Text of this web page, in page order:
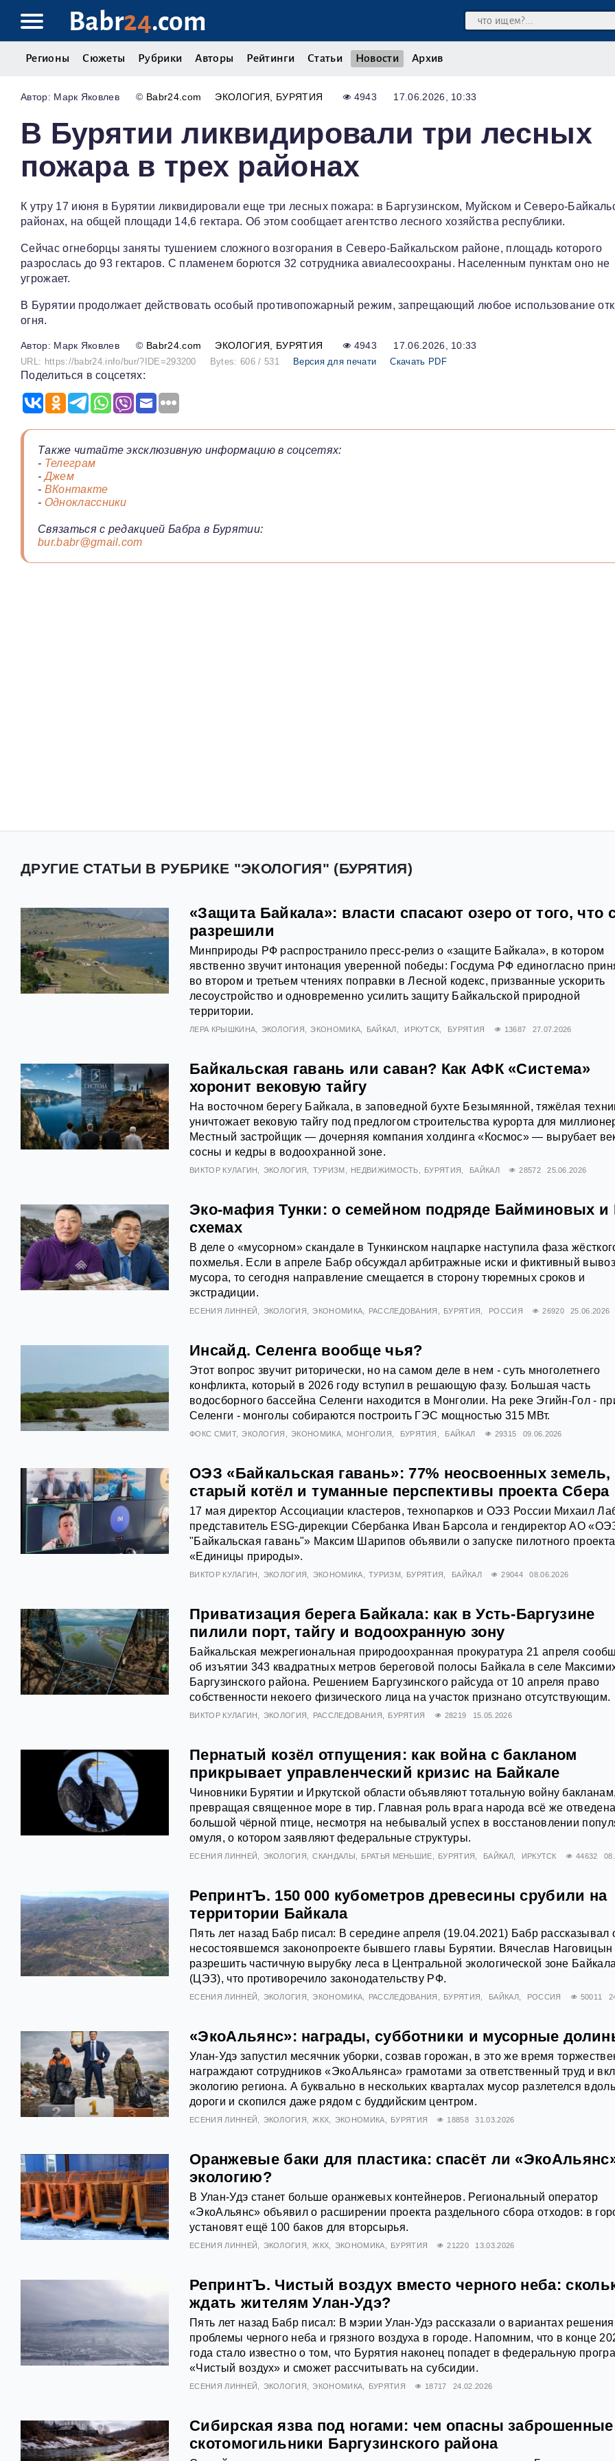
Babr24.com
Регионы Сюжеты Рубрики Авторы Рейтинги Статьи Новости Архив
Марк Яковлев © Babr24.com ЭКОЛОГИЯ БУРЯТИЯ 4943 17.06.2026, 10:33
В Бурятии ликвидировали три лесных
пожара в трех районах
К утру 17 июня в Бурятии ликвидировали еще три лесных пожара: в Баргузинском, Муйском и Северо-
районах, на общей площади 14,6 гектара. Об этом сообщает агентство лесного хозяйства республики.
Сейчас огнеборцы заняты тушением сложного возгорания в Северо-Байкальском районе, площадь которого
разрослась до 93 гектаров. С пламенем борются 32 сотрудника авиалесоохраны. Населенным пунктам оно не
угрожает.
В Бурятии продолжает действовать особый противопожарный режим, запрещающий любое использование
огня.
Марк Яковлев © Babr24.com ЭКОЛОГИЯ БУРЯТИЯ 4943 17.06.2026, 10:33
URL: https://babr24.info/bur/?IDE=293200 Bytes: 606 / 531 Версия для печати Скачать PDF
Поделиться в соцсетях:
Также читайте эксклюзивную информацию в соцсетях:
- Телеграм
-Джем
- ВКонтакте
- Одноклассники
Связаться с редакцией Бабра в Бурятии:
bur.babr@gmail.com
ДРУГИЕ СТАТЬИ В РУБРИКЕ "ЭКОЛОГИЯ" (БУРЯТИЯ)
«Защита Байкала»: власти спасают озеро от того, что
разрешили
Минприроды РФ распространило пресс-релиз о «защите Байкала», в котором
явственно звучит интонация уверенной победы: Госдума РФ единогласно
во втором и третьем чтениях поправки в Лесной кодекс, призванные ускорить
лесоустройство и одновременно усилить защиту Байкальской природной
территории.
ЛЕРА КРЫШКИНА ЭКОЛОГИЯ ЭКОНОМИКА БАЙКАЛ ИРКУТСК БУРЯТИЯ 13687 27.07.2026
Байкальская гавань или саван? Как АФК «Система»
хоронит вековую тайгу
На восточном берегу Байкала, в заповедной бухте Безымянной, тяжёлая
уничтожает вековую тайгу под предлогом строительства курорта для
Местный застройщик — дочерняя компания холдинга «Космос» — вырубает
сосны и кедры в водоохранной зоне.
ВИКТОР КУЛАГИН ЭКОЛОГИЯ ТУРИЗМ НЕДВИЖИМОСТЬ БУРЯТИЯ БАЙКАЛ 28572 25.06.2026
Эко-мафия Тунки: о семейном подряде Байминовых и
схемах
В деле о «мусорном» скандале в Тункинском нацпарке наступила фаза
похмелья. Если в апреле Бабр обсуждал арбитражные иски и фиктивный вывоз
мусора, то сегодня направление смещается в сторону тюремных сроков и
экстрадиции.
ЕСЕНИЯ ЛИННЕЙ ЭКОЛОГИЯ ЭКОНОМИКА РАССЛЕДОВАНИЯ БУРЯТИЯ РОССИЯ 26920 25.06.2026
Инсайд. Селенга вообще чья?
Этот вопрос звучит риторически, но на самом деле в нем - суть многолетнего
конфликта, который в 2026 году вступил в решающую фазу. Большая часть
водосборного бассейна Селенги находится в Монголии. На реке Эгийн-Гол -
Селенги - монголы собираются построить ГЭС мощностью 315 МВт.
ФОКС СМИТ ЭКОЛОГИЯ ЭКОНОМИКА МОНГОЛИЯ БУРЯТИЯ БАЙКАЛ 29315 09.06.2026
ОЭЗ «Байкальская гавань»: 77% неосвоенных земель,
старый котёл и туманные перспективы проекта Сбера
17 мая директор Ассоциации кластеров, технопарков и ОЭЗ России Михаил
представитель ESG-дирекции Сбербанка Иван Барсола и гендиректор АО
"Байкальская гавань"» Максим Шарипов объявили о запуске пилотного проекта
«Единицы природы».
ВИКТОР КУЛАГИН ЭКОЛОГИЯ ЭКОНОМИКА ТУРИЗМ БУРЯТИЯ БАЙКАЛ 29044 08.06.2026
Приватизация берега Байкала: как в Усть-Баргузине
пилили порт, тайгу и водоохранную зону
Байкальская межрегиональная природоохранная прокуратура 21 апреля
об изъятии 343 квадратных метров береговой полосы Байкала в селе
Баргузинского района. Решением Баргузинского райсуда от 10 апреля право
собственности некоего физического лица на участок признано отсутствующим.
ВИКТОР КУЛАГИН ЭКОЛОГИЯ РАССЛЕДОВАНИЯ БУРЯТИЯ 28219 15.05.2026
Пернатый козёл отпущения: как война с бакланом
прикрывает управленческий кризис на Байкале
Чиновники Бурятии и Иркутской области объявляют тотальную войну бакланам,
превращая священное море в тир. Главная роль врага народа всё же отведена
большой чёрной птице, несмотря на небывалый успех в восстановлении
омуля, о котором заявляют федеральные структуры.
ЕСЕНИЯ ЛИННЕЙ ЭКОЛОГИЯ СКАНДАЛЫ БРАТЬЯ МЕНЬШИЕ БУРЯТИЯ БАЙКАЛ ИРКУТСК 44632
РепринтЪ. 150 000 кубометров древесины срубили на
территории Байкала
Пять лет назад Бабр писал: В середине апреля (19.04.2021) Бабр рассказывал
несостоявшемся законопроекте бывшего главы Бурятии. Вячеслав Наговицын
разрешить частичную вырубку леса в Центральной экологической зоне Байкала
(ЦЭЗ), что противоречило законодательству РФ.
ЕСЕНИЯ ЛИННЕЙ ЭКОЛОГИЯ ЭКОНОМИКА РАССЛЕДОВАНИЯ БУРЯТИЯ БАЙКАЛ РОССИЯ 50011
«ЭкоАльянс»: награды, субботники и мусорные
Улан-Удэ запустил месячник уборки, созвав горожан, в это же время
награждают сотрудников «ЭкоАльянса» грамотами за ответственный труд и
экологию региона. А буквально в нескольких кварталах мусор разлетелся вдоль
дороги и скопился даже рядом с буддийским центром.
ЕСЕНИЯ ЛИННЕЙ ЭКОЛОГИЯ ЖКХ ЭКОНОМИКА БУРЯТИЯ 18858 31.03.2026
Оранжевые баки для пластика: спасёт ли
экологию?
В Улан-Удэ станет больше оранжевых контейнеров. Региональный оператор
«ЭкоАльянс» объявил о расширении проекта раздельного сбора отходов: в
установят ещё 100 баков для вторсырья.
ЕСЕНИЯ ЛИННЕЙ ЭКОЛОГИЯ ЖКХ ЭКОНОМИКА БУРЯТИЯ 21220 13.03.2026
РепринтЪ. Чистый воздух вместо черного неба:
ждать жителям Улан-Удэ?
Пять лет назад Бабр писал: В мэрии Улан-Удэ рассказали о вариантах решения
проблемы черного неба и грязного воздуха в городе. Напомним, что в конце
года стало известно о том, что Бурятия наконец попадет в федеральную
«Чистый воздух» и сможет рассчитывать на субсидии.
ЕСЕНИЯ ЛИННЕЙ ЭКОЛОГИЯ ЭКОНОМИКА БУРЯТИЯ 18717 24.02.2026
Сибирская язва под ногами: чем опасны заброшенные
скотомогильники Баргузинского района